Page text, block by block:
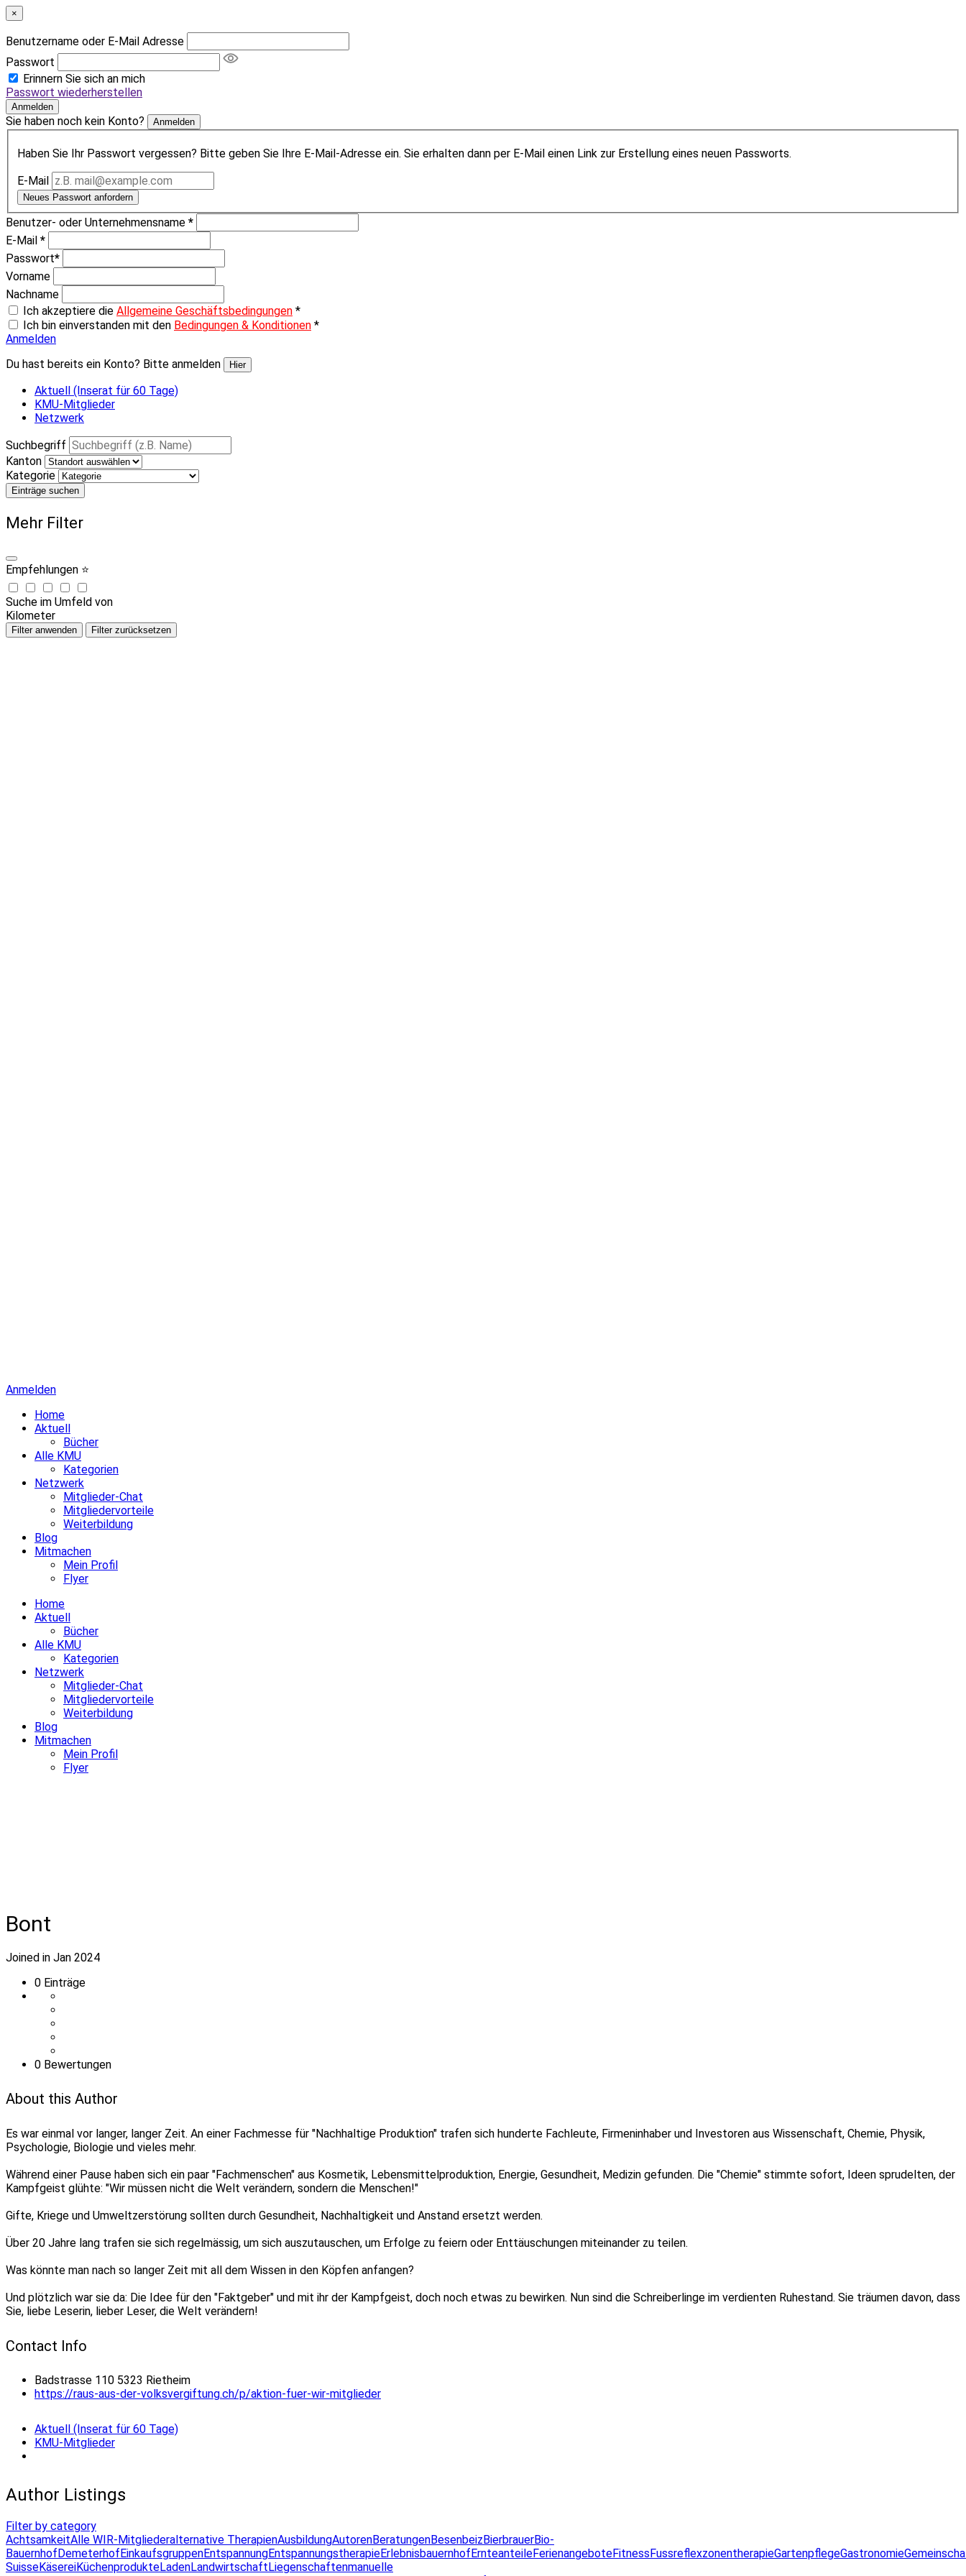
×
Benutzername oder E-Mail Adresse
Passwort
Erinnern Sie sich an mich
Passwort wiederherstellen
Anmelden
Sie haben noch kein Konto? Anmelden
Haben Sie Ihr Passwort vergessen? Bitte geben Sie Ihre E-Mail-Adresse ein. Sie erhalten dann per E-Mail einen Link zur Erstellung eines neuen Passworts.
E-Mail
Neues Passwort anfordern
Benutzer- oder Unternehmensname *
E-Mail *
Passwort*
Vorname
Nachname
Ich akzeptiere die Allgemeine Geschäftsbedingungen *
Ich bin einverstanden mit den Bedingungen & Konditionen *
Anmelden
Du hast bereits ein Konto? Bitte anmelden
Hier
Aktuell (Inserat für 60 Tage)
KMU-Mitglieder
Netzwerk
Suchbegriff
Kanton
Kategorie
Einträge suchen
Mehr Filter
Empfehlungen ⭐
Suche im Umfeld von
Kilometer
Filter anwenden Filter zurücksetzen
Anmelden
Home
Aktuell
Bücher
Alle KMU
Kategorien
Netzwerk
Mitglieder-Chat
Mitgliedervorteile
Weiterbildung
Blog
Mitmachen
Mein Profil
Flyer
Home
Aktuell
Bücher
Alle KMU
Kategorien
Netzwerk
Mitglieder-Chat
Mitgliedervorteile
Weiterbildung
Blog
Mitmachen
Mein Profil
Flyer
Bont
Joined in Jan 2024
0 Einträge
0 Bewertungen
About this Author
Es war einmal vor langer, langer Zeit. An einer Fachmesse für "Nachhaltige Produktion" trafen sich hunderte Fachleute, Firmeninhaber und Investoren aus Wissenschaft, Chemie, Physik,
Psychologie, Biologie und vieles mehr.
Während einer Pause haben sich ein paar "Fachmenschen" aus Kosmetik, Lebensmittelproduktion, Energie, Gesundheit, Medizin gefunden. Die "Chemie" stimmte sofort, Ideen sprudelten, der
Kampfgeist glühte: "Wir müssen nicht die Welt verändern, sondern die Menschen!"
Gifte, Kriege und Umweltzerstörung sollten durch Gesundheit, Nachhaltigkeit und Anstand ersetzt werden.
Über 20 Jahre lang trafen sie sich regelmässig, um sich auszutauschen, um Erfolge zu feiern oder Enttäuschungen miteinander zu teilen.
Was könnte man nach so langer Zeit mit all dem Wissen in den Köpfen anfangen?
Und plötzlich war sie da: Die Idee für den "Faktgeber" und mit ihr der Kampfgeist, doch noch etwas zu bewirken. Nun sind die Schreiberlinge im verdienten Ruhestand. Sie träumen davon, dass
Sie, liebe Leserin, lieber Leser, die Welt verändern!
Contact Info
Badstrasse 110 5323 Rietheim
https://raus-aus-der-volksvergiftung.ch/p/aktion-fuer-wir-mitglieder
Aktuell (Inserat für 60 Tage)
KMU-Mitglieder
Author Listings
Filter by category
AchtsamkeitAlle WIR-Mitgliederalternative TherapienAusbildungAutorenBeratungenBesenbeizBierbrauerBio-
BauernhofDemeterhofEinkaufsgruppenEntspannungEntspannungstherapieErlebnisbauernhofErnteanteileFerienangeboteFitnessFussreflexzonentherapieGartenpflegeGastronomie
SuisseKäsereiKüchenprodukteLadenLandwirtschaftLiegenschaftenmanuelle